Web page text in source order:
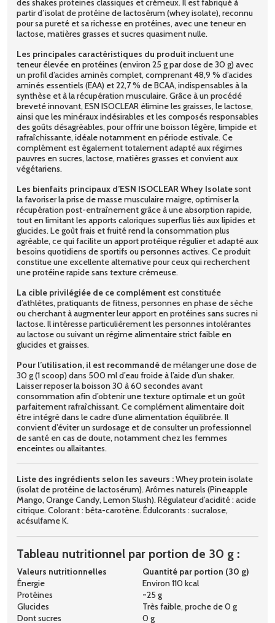
partir d’isolat de protéine de lactosérum (whey isolate), reconnu
pour sa pureté et sa richesse en protéines, avec une teneur en
lactose, matières grasses et sucres quasiment nulle.
Les principales caractéristiques du produitincluent une
teneur élevée en protéines (environ 25 g par dose de 30 g) avec
un profil d’acides aminés complet, comprenant 48,9 % d’acides
aminés essentiels (EAA) et 22,7 % de BCAA, indispensables à la
synthèse et à la récupération musculaire. Grâce à un procédé
breveté innovant, ESN ISOCLEAR élimine les graisses, le lactose,
ainsi que les minéraux indésirables et les composés responsables
des goûts désagréables, pour offrir une boisson légère, limpide et
rafraîchissante, idéale notamment en période estivale. Ce
complément est également totalement adapté aux régimes
pauvres en sucres, lactose, matières grasses et convient aux
végétariens.
Les bienfaits principaux d’ESN ISOCLEAR Whey Isolatesont
la favoriser la prise de masse musculaire maigre, optimiser la
récupération post-entraînement grâce à une absorption rapide,
tout en limitant les apports caloriques superflus liés aux lipides et
glucides. Le goût frais et fruité rend la consommation plus
agréable, ce qui facilite un apport protéique régulier et adapté aux
besoins quotidiens de sportifs ou personnes actives. Ce produit
constitue une excellente alternative pour ceux qui recherchent
une protéine rapide sans texture crémeuse.
La cible privilégiée de ce complément est constituée
d’athlètes, pratiquants de fitness, personnes en phase de sèche
ou cherchant à augmenter leur apport en protéines sans sucres ni
lactose. Il intéresse particulièrement les personnes intolérantes
au lactose ou suivant un régime alimentaire strict faible en
glucides et graisses.
Pour l’utilisation, il est recommandéde mélanger une dose de
30 g (1 scoop) dans 500 ml d’eau froide à l’aide d’un shaker.
Laisser reposer la boisson 30 à 60 secondes avant
consommation afin d’obtenir une texture optimale et un goût
parfaitement rafraîchissant. Ce complément alimentaire doit
être intégré dans le cadre d’une alimentation équilibrée. Il
convient d’éviter un surdosage et de consulter un professionnel
de santé en cas de doute, notamment chez les femmes
enceintes ou allaitantes.
Liste des ingrédients selon les saveurs :Whey protein isolate
(isolat de protéine de lactosérum). Arômes naturels (Pineapple
Mango, Orange Candy, Lemon Slush). Régulateur d’acidité : acide
citrique. Colorant : bêta-carotène. Édulcorants : sucralose,
acésulfame K.
Tableau nutritionnel par portion de 30 g :
Valeurs nutritionnelles
Quantité par portion (30 g)
Énergie
Environ 110 kcal
Protéines
~25 g
Glucides
Très faible, proche de 0 g
Dont sucres
0 g